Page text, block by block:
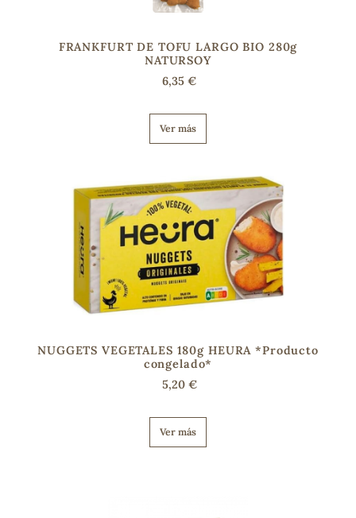
FRANKFURT DE TOFU LARGO BIO 280g
NATURSOY
6,35 €
Ver más
NUGGETS VEGETALES 180g HEURA *Producto
congelado*
5,20 €
Ver más